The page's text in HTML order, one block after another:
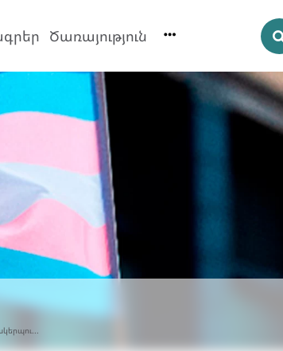
Ծառայություն